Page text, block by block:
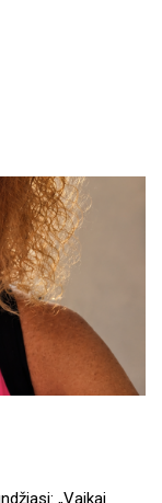
„Vaikai